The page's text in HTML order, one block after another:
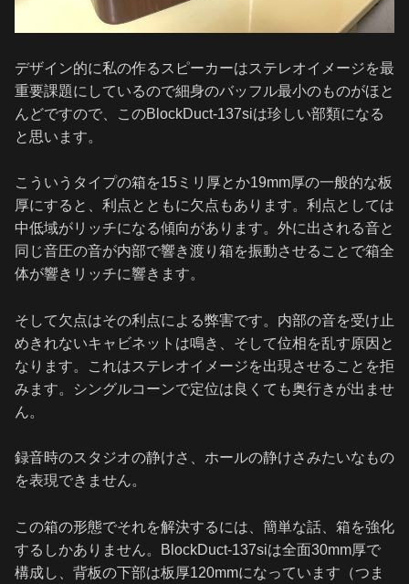
デザイン的に私の作るスピーカーはステレオイメージを最
重要課題にしているので細身のバッフル最小のものがほと
んどですので、このBlockDuct-137siは珍しい部類になる
と思います。
こういうタイプの箱を15ミリ厚とか19mm厚の一般的な板
厚にすると、利点とともに欠点もあります。利点としては
中低域がリッチになる傾向があります。外に出される音と
同じ音圧の音が内部で響き渡り箱を振動させることで箱全
体が響きリッチに響きます。
そして欠点はその利点による弊害です。内部の音を受け止
めきれないキャビネットは鳴き、そして位相を乱す原因と
なります。これはステレオイメージを出現させることを拒
みます。シングルコーンで定位は良くても奥行きが出ませ
ん。
録音時のスタジオの静けさ、ホールの静けさみたいなもの
を表現できません。
この箱の形態でそれを解決するには、簡単な話、箱を強化
するしかありません。BlockDuct-137siは全面30mm厚で
構成し、背板の下部は板厚120mmになっています（つま